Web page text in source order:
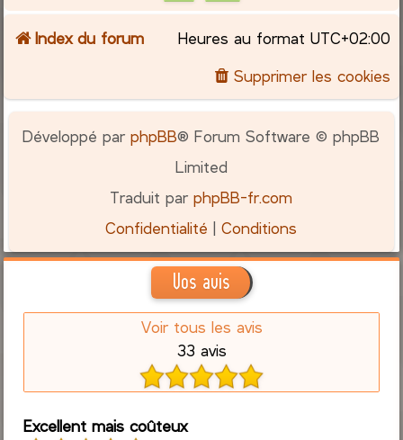
r
c
h
Index du forum Heures au format UTC+02:00
Supprimer les cookies
Développé parphpBB® Forum Software © phpBB
Limited
Traduit parphpBB-fr.com
Confidentialité |Conditions
Vos avis
Voir tous les avis
33 avis
Excellent mais coûteux